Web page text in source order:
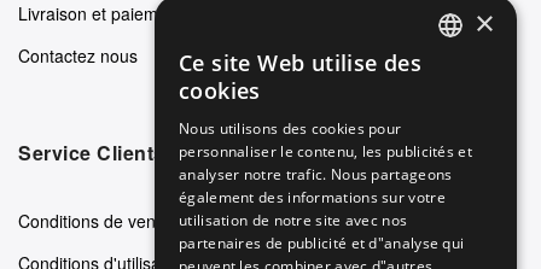
Livraison et paiements
Contactez nous
Service Clients
Conditions de vente
Conditions d'utilisation
ITALIAN
SPANISH
FRENCH
×
Ce site Web utilise des
cookies
Nous utilisons des cookies pour
personnaliser le contenu, les publicités et
analyser notre trafic. Nous partageons
également des informations sur votre
utilisation de notre site avec nos
partenaires de publicité et d"analyse qui